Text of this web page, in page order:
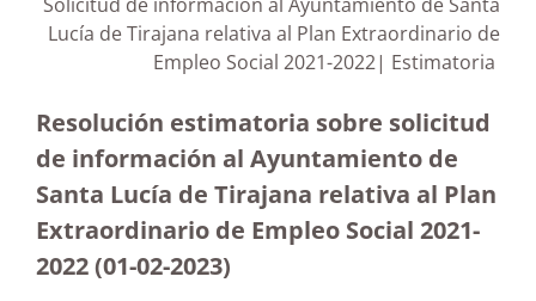
Lucía de Tirajana relativa al Plan Extraordinario de
Empleo Social 2021-2022| Estimatoria
Resolución estimatoria sobre solicitud
de información al Ayuntamiento de
Santa Lucía de Tirajana relativa al Plan
Extraordinario de Empleo Social 2021-
2022 (01-02-2023)